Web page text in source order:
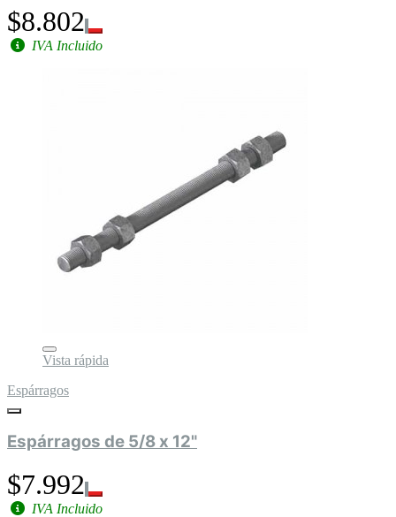
$8.802
IVA Incluido
Vista rápida
Espárragos
Espárragos de 5/8 x 12"
$7.992
IVA Incluido